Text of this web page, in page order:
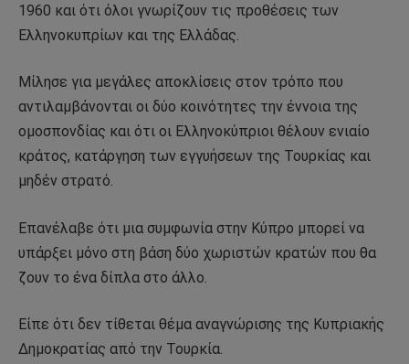
1960 και ότι όλοι γνωρίζουν τις προθέσεις των
Ελληνοκυπρίων και της Ελλάδας.
Μίλησε για μεγάλες αποκλίσεις στον τρόπο που
αντιλαμβάνονται οι δύο κοινότητες την έννοια της
ομοσπονδίας και ότι οι Ελληνοκύπριοι θέλουν ενιαίο
κράτος, κατάργηση των εγγυήσεων της Τουρκίας και
μηδέν στρατό.
Επανέλαβε ότι μια συμφωνία στην Κύπρο μπορεί να
υπάρξει μόνο στη βάση δύο χωριστών κρατών που θα
ζουν το ένα δίπλα στο άλλο.
Είπε ότι δεν τίθεται θέμα αναγνώρισης της Κυπριακής
Δημοκρατίας από την Τουρκία.